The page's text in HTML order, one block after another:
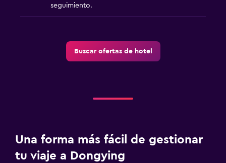
seguimiento.
Buscar ofertas de hotel
Una forma más fácil de gestionar
tu viaje a Dongying